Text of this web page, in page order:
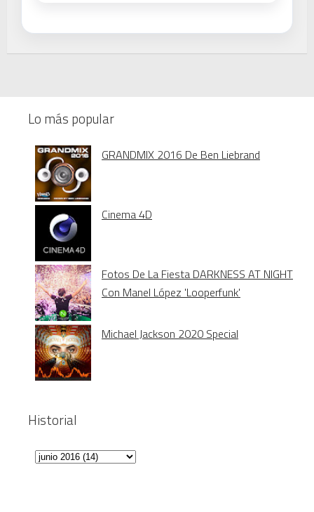
Lo más popular
GRANDMIX 2016 De Ben Liebrand
Cinema 4D
Fotos De La Fiesta DARKNESS AT NIGHT
Con Manel López 'Looperfunk'
Michael Jackson 2020 Special
Historial